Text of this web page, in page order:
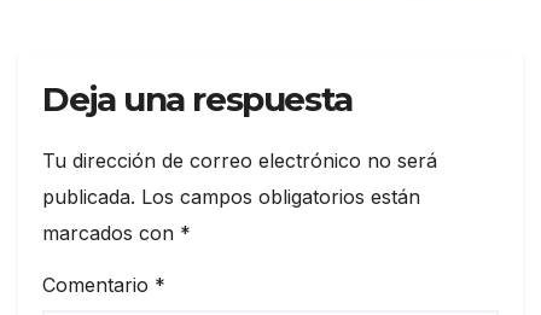
Deja una respuesta
Tu dirección de correo electrónico no será
publicada. Los campos obligatorios están
marcados con *
Comentario *